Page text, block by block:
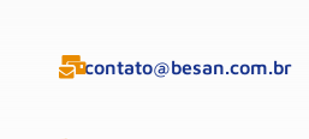
contato@besan.com.br